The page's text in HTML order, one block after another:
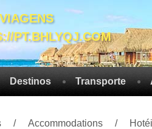
VIAGENS
PT.BHLYQJ.COM
Destinos Transporte
Accommodations